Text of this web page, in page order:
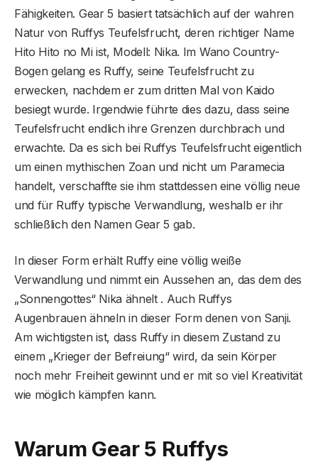
Fähigkeiten. Gear 5 basiert tatsächlich auf der wahren
Natur von Ruffys Teufelsfrucht, deren richtiger Name
Hito Hito no Mi ist, Modell: Nika. Im Wano Country-
Bogen gelang es Ruffy, seine Teufelsfrucht zu
erwecken, nachdem er zum dritten Mal von Kaido
besiegt wurde. Irgendwie führte dies dazu, dass seine
Teufelsfrucht endlich ihre Grenzen durchbrach und
erwachte. Da es sich bei Ruffys Teufelsfrucht eigentlich
um einen mythischen Zoan und nicht um Paramecia
handelt, verschaffte sie ihm stattdessen eine völlig neue
und für Ruffy typische Verwandlung, weshalb er ihr
schließlich den Namen Gear 5 gab.
In dieser Form erhält Ruffy eine völlig weiße
Verwandlung und nimmt ein Aussehen an, das dem des
„Sonnengottes“ Nika ähnelt . Auch Ruffys
Augenbrauen ähneln in dieser Form denen von Sanji.
Am wichtigsten ist, dass Ruffy in diesem Zustand zu
einem „Krieger der Befreiung“ wird, da sein Körper
noch mehr Freiheit gewinnt und er mit so viel Kreativität
wie möglich kämpfen kann.
Warum Gear 5 Ruffys